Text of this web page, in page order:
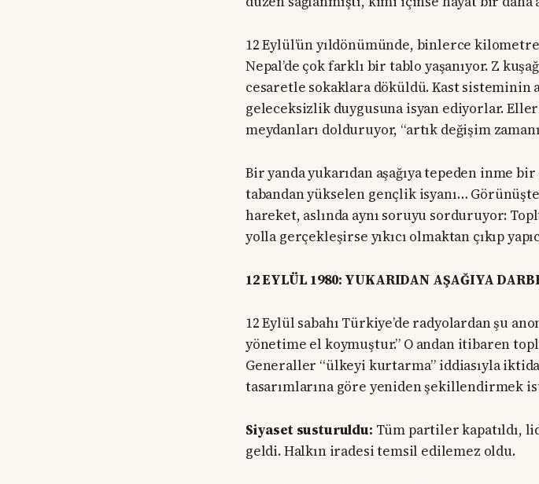
12 Eylül’ün yıldönümünde, binlerce
Nepal’de çok farklı bir tablo yaşanıyor. Z
cesaretle sokaklara döküldü. Kast
geleceksizlik duygusuna isyan ediyorlar.
meydanları dolduruyor, “artık değişim
Bir yanda yukarıdan aşağıya tepeden inme
tabandan yükselen gençlik isyanı…
hareket, aslında aynı soruyu sorduruyor:
yolla gerçekleşirse yıkıcı olmaktan çıkıp
12 EYLÜL 1980: YUKARIDAN AŞAĞIYA
12 Eylül sabahı Türkiye’de radyolardan şu
yönetime el koymuştur.” O andan itibaren
Generaller “ülkeyi kurtarma” iddiasıyla
tasarımlarına göre yeniden şekillendirmek
Siyaset susturuldu: Tüm partiler kapatıldı,
geldi. Halkın iradesi temsil edilemez oldu.